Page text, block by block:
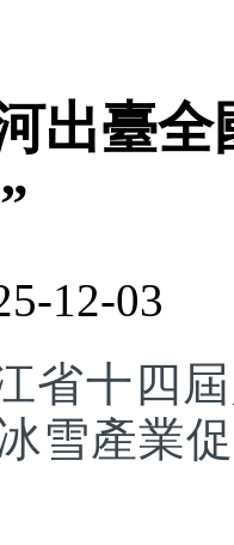
出臺
12-03
省十四
雪產業